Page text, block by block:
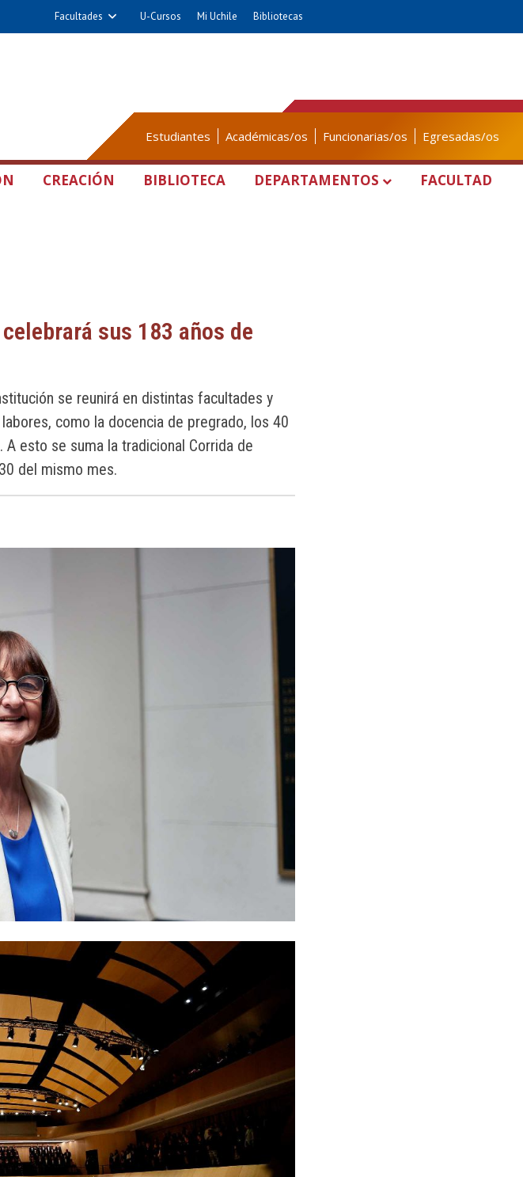
Facultades U-Cursos Mi Uchile Bibliotecas
Estudiantes Académicas/os Funcionarias/os Egresadas/os
CREACIÓN BIBLIOTECA DEPARTAMENTOS FACULTAD
sus 183 años de
se reunirá en distintas facultades y
como la docencia de pregrado, los 40
esto se suma la tradicional Corrida de
del mismo mes.
sino también la contribución que cada integrante de